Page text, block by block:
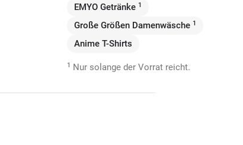
EMYO Getränke 1
Große Größen Damenwäsche 1
Anime T-Shirts
1 Nur solange der Vorrat reicht.